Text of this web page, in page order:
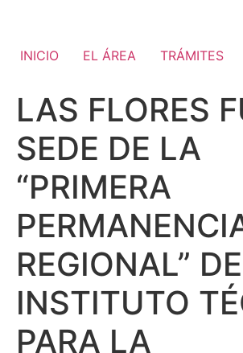
INICIO EL ÁREA TRÁMITES
LAS FLORES
SEDE DE LA
“PRIMERA
REGIONAL”
INSTITUTO
PARA LA